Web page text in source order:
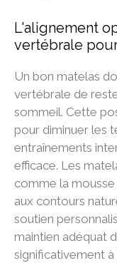
L'alignement
vertébrale
Un bon matelas
vertébrale de
sommeil. Cette
pour diminuer les
entraînements
efficace. Les
comme la
aux contours
soutien
maintien adéquat
significativement